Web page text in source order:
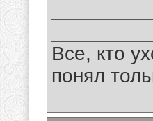
Все, кто
понял